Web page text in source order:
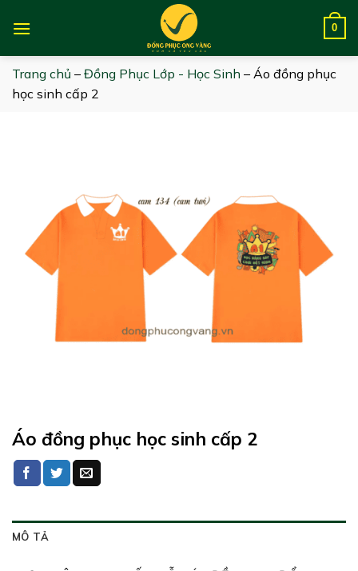
0
Trang chủ – Đồng Phục Lớp - Học Sinh – Áo đồng phục
học sinh cấp 2
Áo đồng phục học sinh cấp 2
MÔ TẢ